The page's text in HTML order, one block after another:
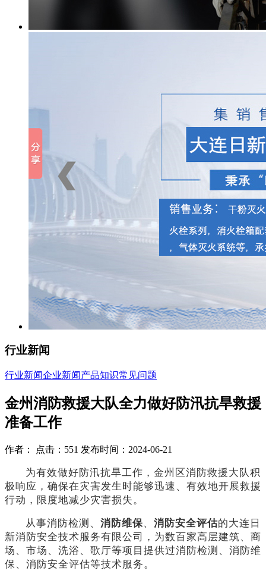
行业新闻
行业新闻企业新闻产品知识常见问题
金州消防救援大队全力做好防汛抗旱救援
准备工作
作者： 点击：551 发布时间：2024-06-21
为有效做好防汛抗旱工作，金州区消防救援大队积
极响应，确保在灾害发生时能够迅速、有效地开展救援
行动，限度地减少灾害损失。
从事消防检测、 消防维保、 消防安全评估的大连日
新消防安全技术服务有限公司，为数百家高层建筑、商
场、市场、洗浴、歌厅等项目提供过消防检测、消防维
保、消防安全评估等技术服务。